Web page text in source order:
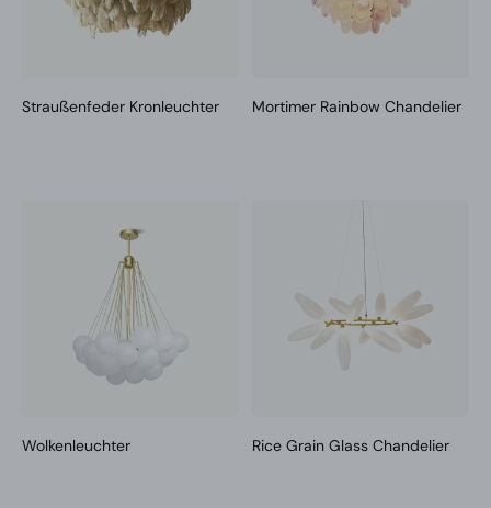
Straußenfeder Kronleuchter Mortimer Rainbow Chandelier
Wolkenleuchter Rice Grain Glass Chandelier